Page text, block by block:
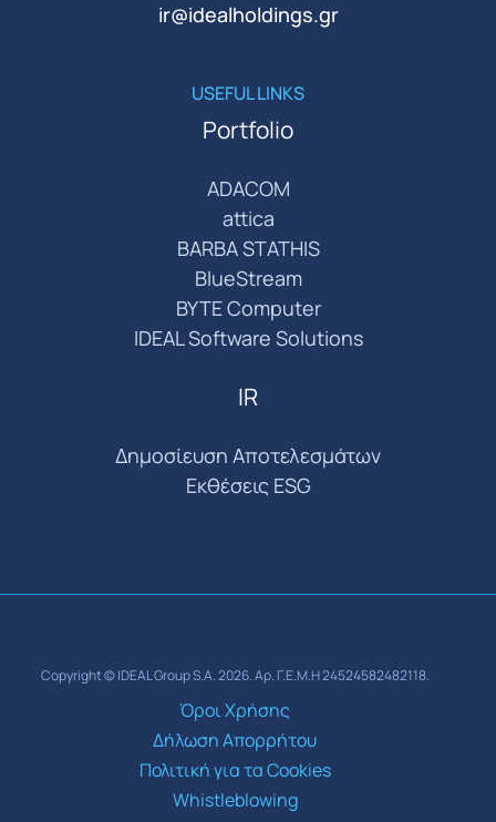
ir@idealholdings.gr
USEFUL LINKS
Portfolio
ADACOM
attica
BARBA STATHIS
BlueStream
BYTE Computer
IDEAL Software Solutions
IR
Δημοσίευση Αποτελεσμάτων
Εκθέσεις ESG
Copyright © IDEAL Group S.A. 2026. Αρ. Γ.Ε.Μ.Η 24524582482118.
Όροι Χρήσης
Δήλωση Απορρήτου
Πολιτική για τα Cookies
Whistleblowing